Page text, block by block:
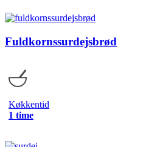
Fuldkornssurdejsbrød
Køkkentid
1 time